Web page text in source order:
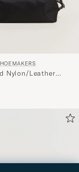
Nylon/Leather
Black